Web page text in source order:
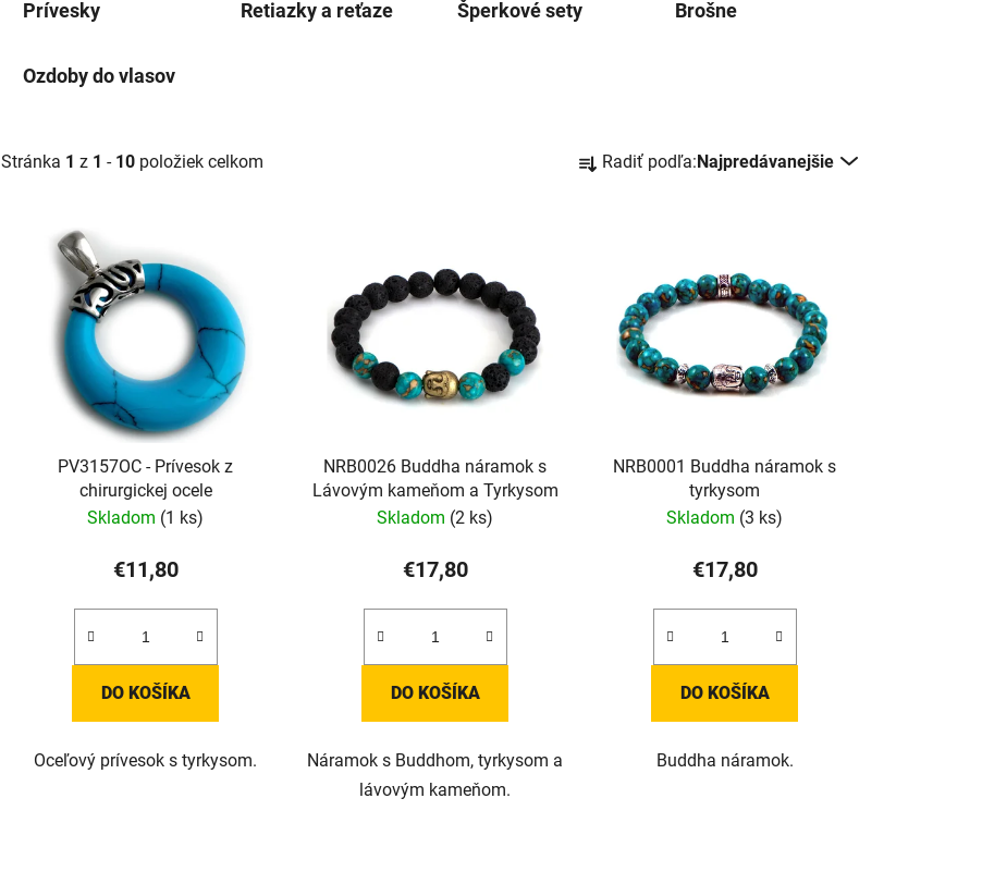
Prívesky Retiazky a reťaze Šperkové sety Brošne
Ozdoby do vlasov
Stránka 1 z 1 - 10 položiek celkom
a Radiť podľa:Najpredávanejšie
PV3157OC - Prívesok z
chirurgickej ocele
Skladom (1 ks)
€11,80
DO KOŠÍKA
Oceľový prívesok s tyrkysom.
NRB0026 Buddha náramok s
Lávovým kameňom a Tyrkysom
Skladom (2 ks)
€17,80
DO KOŠÍKA
Náramok s Buddhom, tyrkysom a
lávovým kameňom.
NRB0001 Buddha náramok s
tyrkysom
Skladom (3 ks)
€17,80
DO KOŠÍKA
Buddha náramok.